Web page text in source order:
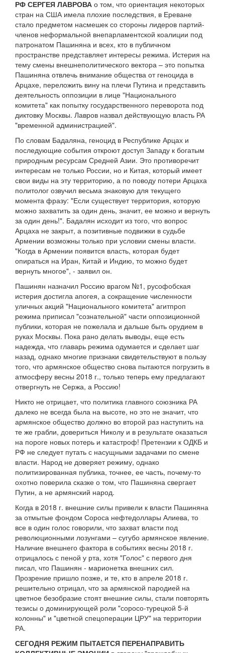
РФ СЕРГЕЯ ЛАВРОВА о том, что ориентация некоторых
стран на США имела плохие последствия, в Ереване
стало предметом насмешек со стороны лидеров партий-
членов неформальной внепарламентской коалиции под
патронатом Пашиняна и всех, кто в публичном
пространстве представляет интересы режима. Истерия на
тему смены внешнеполитического вектора – это попытка
Пашиняна отвлечь внимание общества от геноцида в
Арцахе, переложить вину на плечи Путина и представить
деятельность оппозиции в лице "Национального
комитета" как попытку государственного переворота под
диктовку Москвы. Лавров назвал действующую власть РА
"временной администрацией".
По словам Бадаляна, геноцид в Республике Арцах и
последующие события откроют доступ Западу к богатым
природным ресурсам Средней Азии. Это противоречит
интересам не только России, но и Китая, который имеет
свои виды на эту территорию, а по поводу потери Арцаха
политолог озвучил весьма знаковую для текущего
момента фразу: "Если существует территория, которую
можно захватить за один день, значит, ее можно и вернуть
за один день!". Бадалян исходит из того, что вопрос
Арцаха не закрыт, а позитивные подвижки в судьбе
Армении возможны только при условии смены власти.
"Когда в Армении появится власть, которая будет
опираться на Иран, Китай и Индию, то можно будет
вернуть многое", - заявил он.
Пашинян назначил Россию врагом №1, русофобская
истерия достигла апогея, а сокращение численности
уличных акций "Национального комитета" агитпроп
режима приписал "сознательной" части оппозиционной
публики, которая не пожелала и дальше быть орудием в
руках Москвы. Пока рано делать выводы, еще есть
надежда, что главарь режима одумается и сделает шаг
назад, однако многие признаки свидетельствуют в пользу
того, что армянское общество снова пытаются погрузить в
атмосферу весны 2018 г., только теперь ему предлагают
отвергнуть не Сержа, а Россию!
Никто не отрицает, что политика главного союзника РА
далеко не всегда была на высоте, но это не значит, что
армянское общество должно во второй раз наступить на
те же грабли, довериться Николу и в результате оказаться
на пороге новых потерь и катастроф! Претензии к ОДКБ и
РФ не следует путать с насущными задачами по смене
власти. Народ не доверяет режиму, однако
политизированная публика, точнее, ее часть, почему-то
охотно поверила сказке о том, что Пашиняна свергает
Путин, а не армянский народ.
Когда в 2018 г. внешние силы привели к власти Пашиняна
за отмытые фондом Сороса нефтедоллары Алиева, то
все в один голос говорили, что захват власти под
революционными лозунгами – сугубо армянское явление.
Наличие внешнего фактора в событиях весны 2018 г.
отрицалось с пеной у рта, хотя "Голос" с первого дня
писал, что Пашинян - марионетка внешних сил.
Прозрение пришло позже, и те, кто в апреле 2018 г.
решительно отрицал, что за армянской пародией на
цветное безобразие стоят внешние силы, стали повторять
тезисы о доминирующей роли "соросо-турецкой 5-й
колонны" и "цветной спецоперации ЦРУ" на территории
РА.
СЕГОДНЯ РЕЖИМ ПЫТАЕТСЯ ПЕРЕНАПРАВИТЬ